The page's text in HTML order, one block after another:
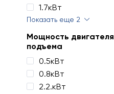
1.7кВт
Показать еще 2
Мощность двигателя
подъема
0.5кВт
0.8кВт
2.2.кВт